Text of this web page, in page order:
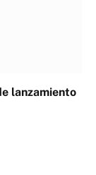
lanzamiento